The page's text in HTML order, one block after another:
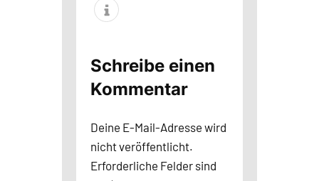
Schreibe einen
Kommentar
Deine E-Mail-Adresse wird
nicht veröffentlicht.
Erforderliche Felder sind